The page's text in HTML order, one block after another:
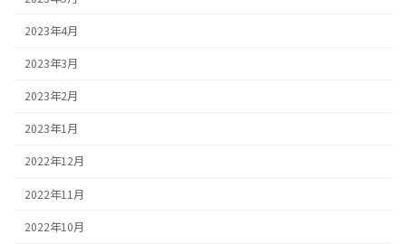
2023年4月
2023年3月
2023年2月
2023年1月
2022年12月
2022年11月
2022年10月